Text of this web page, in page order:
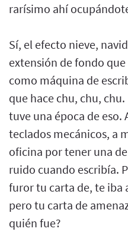
rarísimo ahí
Sí, el efecto nieve,
extensión de fondo
como máquina de
que hace chu, chu,
tuve una época de eso.
teclados mecánicos, a
oficina por tener una
ruido cuando escribía.
furor tu carta de, te iba
pero tu carta de
quién fue?